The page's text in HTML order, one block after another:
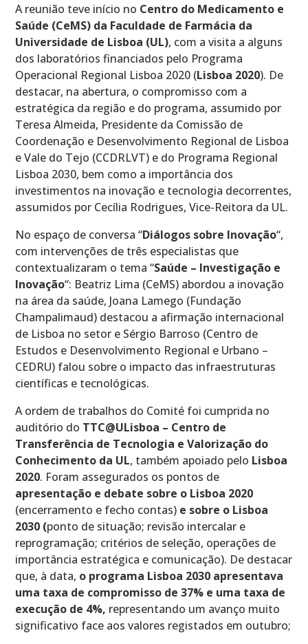
A reunião teve início no Centro do Medicamento e
Saúde (CeMS) da Faculdade de Farmácia da
Universidade de Lisboa (UL), com a visita a alguns
dos laboratórios financiados pelo Programa
Operacional Regional Lisboa 2020 (Lisboa 2020). De
destacar, na abertura, o compromisso com a
estratégica da região e do programa, assumido por
Teresa Almeida, Presidente da Comissão de
Coordenação e Desenvolvimento Regional de Lisboa
e Vale do Tejo (CCDRLVT) e do Programa Regional
Lisboa 2030, bem como a importância dos
investimentos na inovação e tecnologia decorrentes,
assumidos por Cecília Rodrigues, Vice-Reitora da UL.
No espaço de conversa “Diálogos sobre Inovação“,
com intervenções de três especialistas que
contextualizaram o tema “Saúde – Investigação e
Inovação“: Beatriz Lima (CeMS) abordou a inovação
na área da saúde, Joana Lamego (Fundação
Champalimaud) destacou a afirmação internacional
de Lisboa no setor e Sérgio Barroso (Centro de
Estudos e Desenvolvimento Regional e Urbano –
CEDRU) falou sobre o impacto das infraestruturas
científicas e tecnológicas.
A ordem de trabalhos do Comité foi cumprida no
auditório do TTC@ULisboa – Centro de
Transferência de Tecnologia e Valorização do
Conhecimento da UL, também apoiado pelo Lisboa
2020. Foram assegurados os pontos de
apresentação e debate sobre o Lisboa 2020
(encerramento e fecho contas) e sobre o Lisboa
2030 (ponto de situação; revisão intercalar e
reprogramação; critérios de seleção, operações de
importância estratégica e comunicação). De destacar
que, à data, o programa Lisboa 2030 apresentava
uma taxa de compromisso de 37% e uma taxa de
execução de 4%, representando um avanço muito
significativo face aos valores registados em outubro;